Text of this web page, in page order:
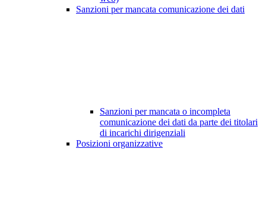
Sanzioni per mancata comunicazione dei dati
Sanzioni per mancata o incompleta
comunicazione dei dati da parte dei titolari
di incarichi dirigenziali
Posizioni organizzative